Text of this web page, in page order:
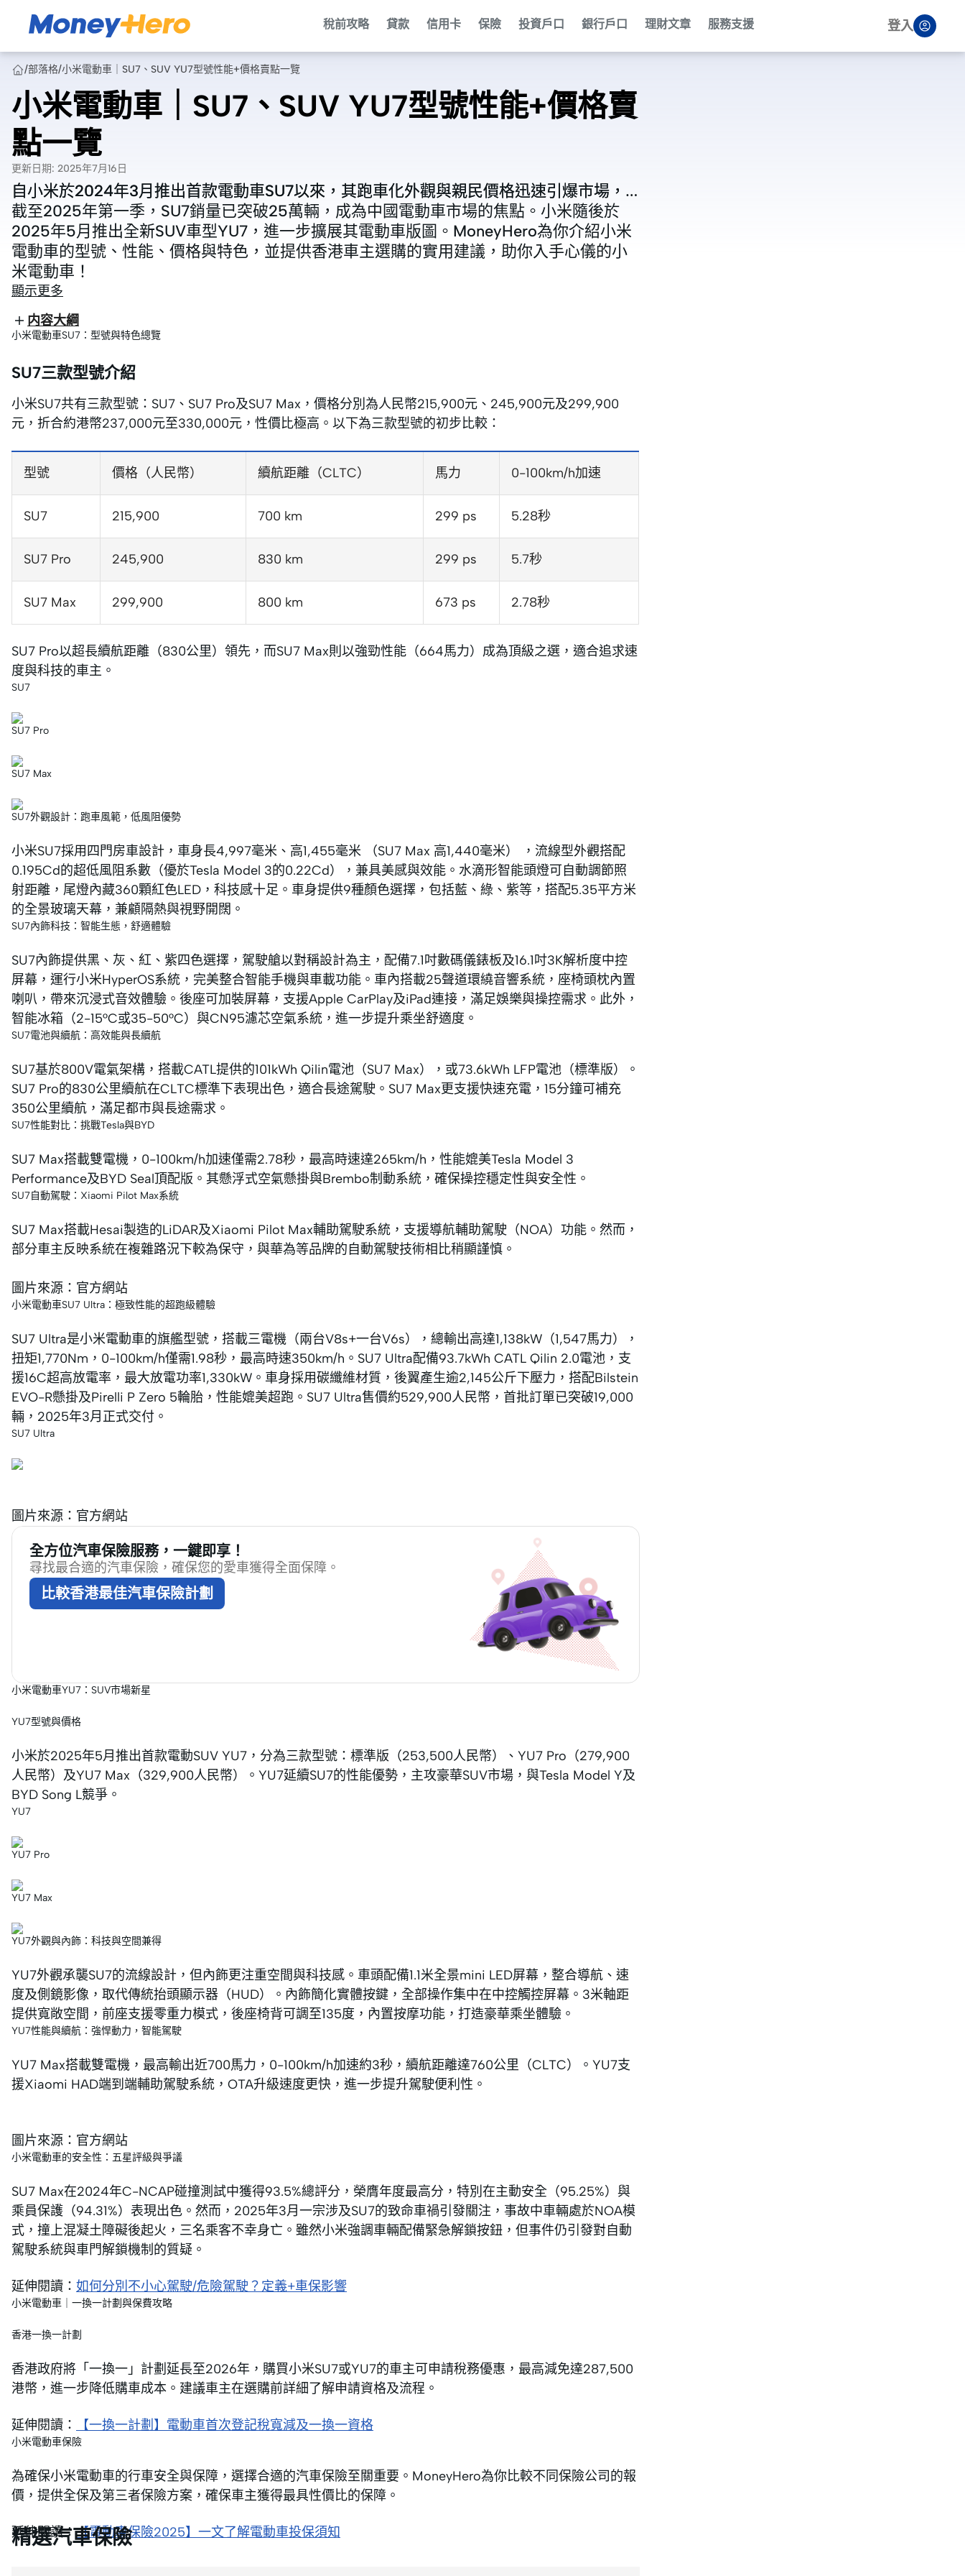
稅前攻略 貸款 信用卡 保險 投資戶口 銀行戶口 理財文章 服務支援 登入
/部落格/小米電動車｜SU7、SUV YU7型號性能+價格賣點一覽
小米電動車｜SU7、SUV YU7型號性能+價格賣
點一覽
更新日期: 2025年7月16日
自小米於2024年3月推出首款電動車SU7以來，其跑車化外觀與親民價格迅速引爆市場，
截至2025年第一季，SU7銷量已突破25萬輛，成為中國電動車市場的焦點。小米隨後於
2025年5月推出全新SUV車型YU7，進一步擴展其電動車版圖。MoneyHero為你介紹小米
電動車的型號、性能、價格與特色，並提供香港車主選購的實用建議，助你入手心儀的小
米電動車！
自小米於2024年3月推出首款電動車SU7以來，其跑車化外觀與親民價格迅速引爆市場，
截至2025年第一季，SU7銷量已突破25萬輛，成為中國電動車市場的焦點。小米隨後於
2025年5月推出全新SUV車型YU7，進一步擴展其電動車版圖。MoneyHero為你介紹小米
電動車的型號、性能、價格與特色，並提供香港車主選購的實用建議，助你入手心儀的小
米電動車！
顯示更多
内容大綱
小米電動車SU7：型號與特色總覽
SU7三款型號介紹
小米SU7共有三款型號：SU7、SU7 Pro及SU7 Max，價格分別為人民幣215,900元、245,900元及299,900
元，折合約港幣237,000元至330,000元，性價比極高。以下為三款型號的初步比較：
型號 價格（人民幣） 續航距離（CLTC） 馬力 0-100km/h加速
SU7 215,900 700 km 299 ps 5.28秒
SU7 Pro 245,900 830 km 299 ps 5.7秒
SU7 Max 299,900 800 km 673 ps 2.78秒
SU7 Pro以超長續航距離（830公里）領先，而SU7 Max則以強勁性能（664馬力）成為頂級之選，適合追求速
度與科技的車主。
SU7
SU7 Pro
SU7 Max
SU7外觀設計：跑車風範，低風阻優勢
小米SU7採用四門房車設計，車身長4,997毫米、高1,455毫米 （SU7 Max 高1,440毫米） ，流線型外觀搭配
0.195Cd的超低風阻系數（優於Tesla Model 3的0.22Cd），兼具美感與效能。水滴形智能頭燈可自動調節照
射距離，尾燈內藏360顆紅色LED，科技感十足。車身提供9種顏色選擇，包括藍、綠、紫等，搭配5.35平方米
的全景玻璃天幕，兼顧隔熱與視野開闊。
SU7內飾科技：智能生態，舒適體驗
SU7內飾提供黑、灰、紅、紫四色選擇，駕駛艙以對稱設計為主，配備7.1吋數碼儀錶板及16.1吋3K解析度中控
屏幕，運行小米HyperOS系統，完美整合智能手機與車載功能。車內搭載25聲道環繞音響系統，座椅頭枕內置
喇叭，帶來沉浸式音效體驗。後座可加裝屏幕，支援Apple CarPlay及iPad連接，滿足娛樂與操控需求。此外，
智能冰箱（2-15°C或35-50°C）與CN95濾芯空氣系統，進一步提升乘坐舒適度。
SU7電池與續航：高效能與長續航
SU7基於800V電氣架構，搭載CATL提供的101kWh Qilin電池（SU7 Max），或73.6kWh LFP電池（標準版）。
SU7 Pro的830公里續航在CLTC標準下表現出色，適合長途駕駛。SU7 Max更支援快速充電，15分鐘可補充
350公里續航，滿足都市與長途需求。
SU7性能對比：挑戰Tesla與BYD
SU7 Max搭載雙電機，0-100km/h加速僅需2.78秒，最高時速達265km/h，性能媲美Tesla Model 3
Performance及BYD Seal頂配版。其懸浮式空氣懸掛與Brembo制動系統，確保操控穩定性與安全性。
SU7自動駕駛：Xiaomi Pilot Max系統
SU7 Max搭載Hesai製造的LiDAR及Xiaomi Pilot Max輔助駕駛系統，支援導航輔助駕駛（NOA）功能。然而，
部分車主反映系統在複雜路況下較為保守，與華為等品牌的自動駕駛技術相比稍顯謹慎。
圖片來源：官方網站
小米電動車SU7 Ultra：極致性能的超跑級體驗
SU7 Ultra是小米電動車的旗艦型號，搭載三電機（兩台V8s+一台V6s），總輸出高達1,138kW（1,547馬力），
扭矩1,770Nm，0-100km/h僅需1.98秒，最高時速350km/h。SU7 Ultra配備93.7kWh CATL Qilin 2.0電池，支
援16C超高放電率，最大放電功率1,330kW。車身採用碳纖維材質，後翼產生逾2,145公斤下壓力，搭配Bilstein
EVO-R懸掛及Pirelli P Zero 5輪胎，性能媲美超跑。SU7 Ultra售價約529,900人民幣，首批訂單已突破19,000
輛，2025年3月正式交付。
SU7 Ultra
圖片來源：官方網站
全方位汽車保險服務，一鍵即享！
尋找最合適的汽車保險，確保您的愛車獲得全面保障。
比較香港最佳汽車保險計劃
小米電動車YU7：SUV市場新星
YU7型號與價格
小米於2025年5月推出首款電動SUV YU7，分為三款型號：標準版（253,500人民幣）、YU7 Pro（279,900
人民幣）及YU7 Max（329,900人民幣）。YU7延續SU7的性能優勢，主攻豪華SUV市場，與Tesla Model Y及
BYD Song L競爭。
YU7
YU7 Pro
YU7 Max
YU7外觀與內飾：科技與空間兼得
YU7外觀承襲SU7的流線設計，但內飾更注重空間與科技感。車頭配備1.1米全景mini LED屏幕，整合導航、速
度及側鏡影像，取代傳統抬頭顯示器（HUD）。內飾簡化實體按鍵，全部操作集中在中控觸控屏幕。3米軸距
提供寬敞空間，前座支援零重力模式，後座椅背可調至135度，內置按摩功能，打造豪華乘坐體驗。
YU7性能與續航：強悍動力，智能駕駛
YU7 Max搭載雙電機，最高輸出近700馬力，0-100km/h加速約3秒，續航距離達760公里（CLTC）。YU7支
援Xiaomi HAD端到端輔助駕駛系統，OTA升級速度更快，進一步提升駕駛便利性。
圖片來源：官方網站
小米電動車的安全性：五星評級與爭議
SU7 Max在2024年C-NCAP碰撞測試中獲得93.5%總評分，榮膺年度最高分，特別在主動安全（95.25%）與
乘員保護（94.31%）表現出色。然而，2025年3月一宗涉及SU7的致命車禍引發關注，事故中車輛處於NOA模
式，撞上混凝土障礙後起火，三名乘客不幸身亡。雖然小米強調車輛配備緊急解鎖按鈕，但事件仍引發對自動
駕駛系統與車門解鎖機制的質疑。
延伸閱讀： 如何分別不小心駕駛/危險駕駛？定義+車保影響
小米電動車｜一換一計劃與保費攻略
香港一換一計劃
香港政府將「一換一」計劃延長至2026年，購買小米SU7或YU7的車主可申請稅務優惠，最高減免達287,500
港幣，進一步降低購車成本。建議車主在選購前詳細了解申請資格及流程。
延伸閱讀： 【一換一計劃】電動車首次登記稅寬減及一換一資格
小米電動車保險
為確保小米電動車的行車安全與保障，選擇合適的汽車保險至關重要。MoneyHero為你比較不同保險公司的報
價，提供全保及第三者保險方案，確保車主獲得最具性價比的保障。
延伸閱讀：【電動車保險2025】一文了解電動車投保須知
精選汽車保險